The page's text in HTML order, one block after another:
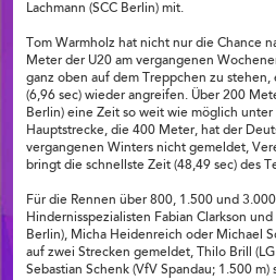
Lachmann (SCC Berlin) mit.
Tom Warmholz hat nicht nur die Chance
Meter der U20 am vergangenen
ganz oben auf dem Treppchen zu
(6,96 sec) wieder angreifen. Über 200
Berlin) eine Zeit so weit wie möglich
Hauptstrecke, die 400 Meter, hat der
vergangenen Winters nicht gemeldet,
bringt die schnellste Zeit (48,49 sec) des
Für die Rennen über 800, 1.500 und
Hindernisspezialisten Fabian Clarkson
Berlin), Micha Heidenreich oder Michael
auf zwei Strecken gemeldet, Thilo Brill
Sebastian Schenk (VfV Spandau; 1.500